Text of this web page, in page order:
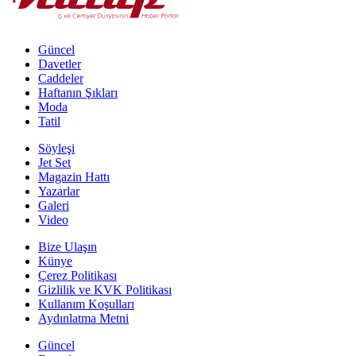
Güncel
Davetler
Caddeler
Haftanın Şıkları
Moda
Tatil
Söyleşi
Jet Set
Magazin Hattı
Yazarlar
Galeri
Video
Bize Ulaşın
Künye
Çerez Politikası
Gizlilik ve KVK Politikası
Kullanım Koşulları
Aydınlatma Metni
Güncel